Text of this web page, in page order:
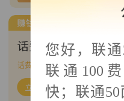
话费帮充851 单可接
您好， 联通
联通100
快；联通50